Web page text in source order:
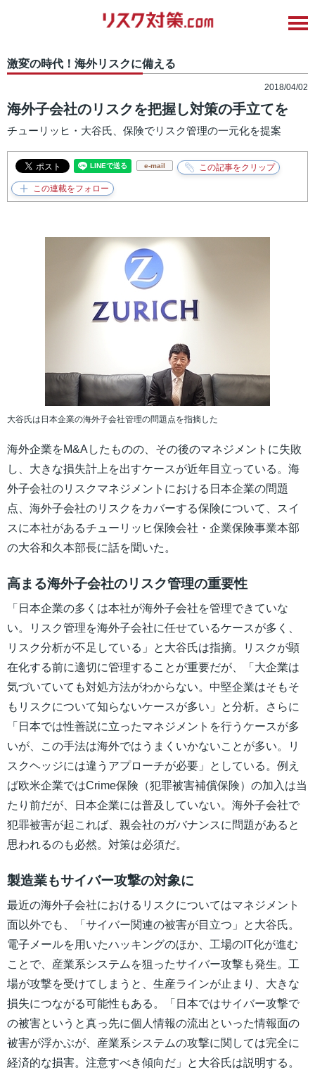
激変の時代！海外リスクに備える
2018/04/02
海外子会社のリスクを把握し対策の手立てを
チューリッヒ・大谷氏、保険でリスク管理の一元化を提案
e-mail
大谷氏は日本企業の海外子会社管理の問題点を指摘した
海外企業をM&Aしたものの、その後のマネジメントに失敗
し、大きな損失計上を出すケースが近年目立っている。海
外子会社のリスクマネジメントにおける日本企業の問題
点、海外子会社のリスクをカバーする保険について、スイ
スに本社があるチューリッヒ保険会社・企業保険事業本部
の大谷和久本部長に話を聞いた。
高まる海外子会社のリスク管理の重要性
「日本企業の多くは本社が海外子会社を管理できていな
い。リスク管理を海外子会社に任せているケースが多く、
リスク分析が不足している」と大谷氏は指摘。リスクが顕
在化する前に適切に管理することが重要だが、「大企業は
気づいていても対処方法がわからない。中堅企業はそもそ
もリスクについて知らないケースが多い」と分析。さらに
「日本では性善説に立ったマネジメントを行うケースが多
いが、この手法は海外ではうまくいかないことが多い。リ
スクヘッジには違うアプローチが必要」としている。例え
ば欧米企業ではCrime保険（犯罪被害補償保険）の加入は当
たり前だが、日本企業には普及していない。海外子会社で
犯罪被害が起これば、親会社のガバナンスに問題があると
思われるのも必然。対策は必須だ。
製造業もサイバー攻撃の対象に
最近の海外子会社におけるリスクについてはマネジメント
面以外でも、「サイバー関連の被害が目立つ」と大谷氏。
電子メールを用いたハッキングのほか、工場のIT化が進む
ことで、産業系システムを狙ったサイバー攻撃も発生。工
場が攻撃を受けてしまうと、生産ラインが止まり、大きな
損失につながる可能性もある。「日本ではサイバー攻撃で
の被害というと真っ先に個人情報の流出といった情報面の
被害が浮かぶが、産業系システムの攻撃に関しては完全に
経済的な損害。注意すべき傾向だ」と大谷氏は説明する。